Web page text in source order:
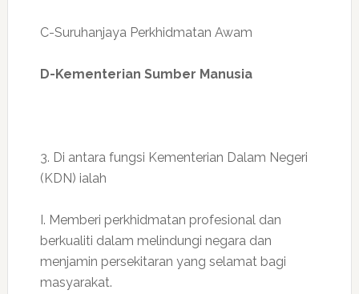
C-Suruhanjaya Perkhidmatan Awam
D-Kementerian Sumber Manusia
3. Di antara fungsi Kementerian Dalam Negeri
(KDN) ialah
I. Memberi perkhidmatan profesional dan
berkualiti dalam melindungi negara dan
menjamin persekitaran yang selamat bagi
masyarakat.